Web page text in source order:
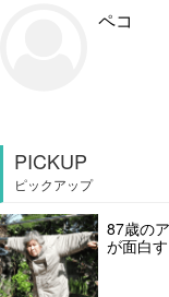
ペコ
PICKUP
ピックアップ
87歳の
が面白